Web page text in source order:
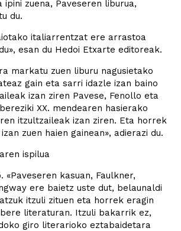
ipini zuena, Paveseren liburua,
du.
italiarrentzat ere arrastoa
esan du Hedoi Etxarte editoreak.
markatu zuen liburu nagusietako
gain eta sarri idazle izan baino
izan ziren Pavese, Fenollo eta
XX. mendearen hasierako
itzultzaileak izan ziren. Eta horrek
zuen haien gainean», adierazi du.
ispilua
«Paveseren kasuan, Faulkner,
ere baietz uste dut, belaunaldi
itzuli zituen eta horrek eragin
bere literaturan. Itzuli bakarrik ez,
giro literarioko eztabaidetara